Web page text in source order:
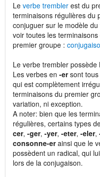
Le verbe trembler est du
terminaisons régulières du
conjuguer sur le modèle du
voir toutes les
premier groupe :
Le verbe trembler
Les verbes en -ersont tous
qui est complètement
terminaisons du premier
variation, ni exception.
A noter: bien que les
régulières, certains types
cer, -ger, -yer, -eter, -eler,
consonne-erainsi que le
possèdent un radical, qui
lors de la conjugaison.